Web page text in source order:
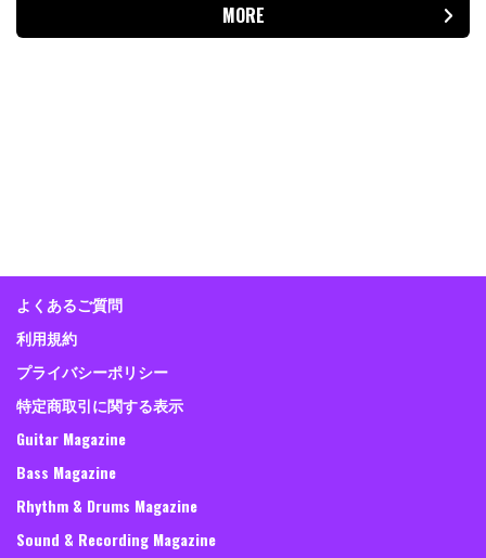
MORE
よくあるご質問
利用規約
プライバシーポリシー
特定商取引に関する表示
Guitar Magazine
Bass Magazine
Rhythm & Drums Magazine
Sound & Recording Magazine